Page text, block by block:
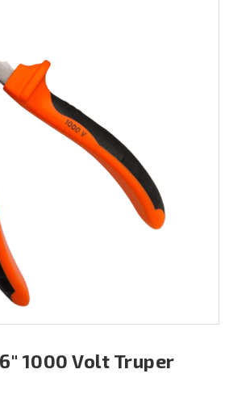
1000 Volt Truper